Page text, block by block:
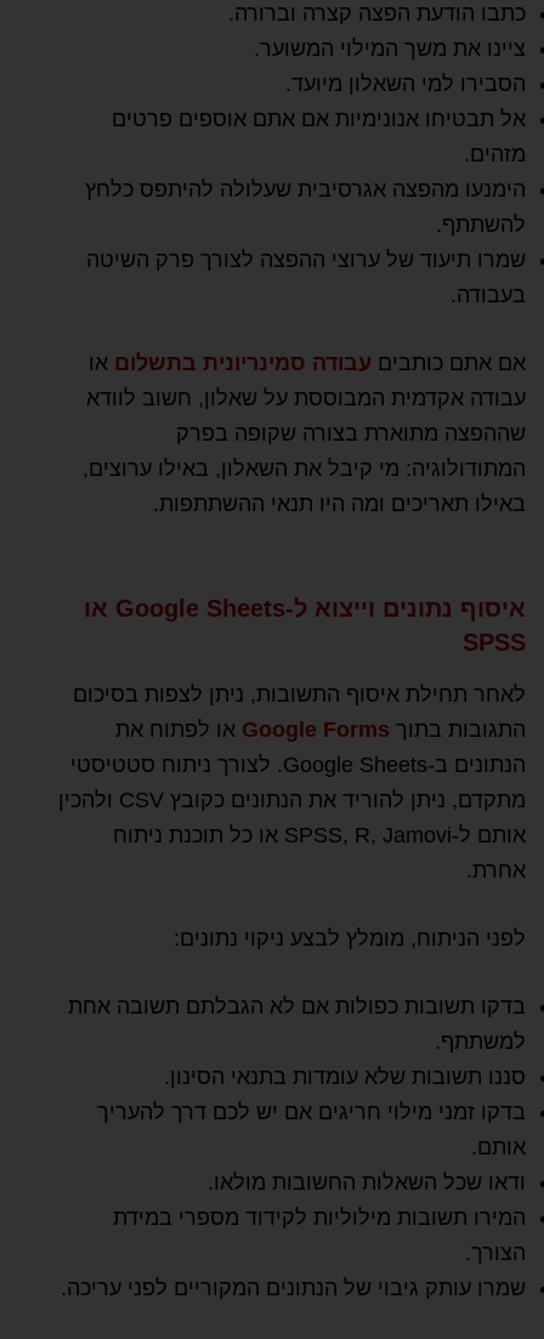
כתבו הודעת הפצה קצרה וברורה.
ציינו את משך המילוי המשוער.
הסבירו למי השאלון מיועד.
אל תבטיחו אנונימיות אם אתם אוספים פרטים
מזהים.
הימנעו מהפצה אגרסיבית שעלולה להיתפס כלחץ
להשתתף.
שמרו תיעוד של ערוצי ההפצה לצורך פרק השיטה
בעבודה.
אם אתם כותבים עבודה סמינריונית בתשלום או
עבודה אקדמית המבוססת על שאלון, חשוב לוודא
שההפצה מתוארת בצורה שקופה בפרק
המתודולוגיה: מי קיבל את השאלון, באילו ערוצים,
באילו תאריכים ומה היו תנאי ההשתתפות.
איסוף נתונים וייצוא ל-Google Sheets או
SPSS
לאחר תחילת איסוף התשובות, ניתן לצפות בסיכום
התגובות בתוך Google Forms או לפתוח את
הנתונים ב-Google Sheets. לצורך ניתוח סטטיסטי
מתקדם, ניתן להוריד את הנתונים כקובץ CSV ולהכין
אותם ל-SPSS, R, Jamovi או כל תוכנת ניתוח
אחרת.
לפני הניתוח, מומלץ לבצע ניקוי נתונים:
בדקו תשובות כפולות אם לא הגבלתם תשובה אחת
למשתתף.
סננו תשובות שלא עומדות בתנאי הסינון.
בדקו זמני מילוי חריגים אם יש לכם דרך להעריך
אותם.
ודאו שכל השאלות החשובות מולאו.
המירו תשובות מילוליות לקידוד מספרי במידת
הצורך.
שמרו עותק גיבוי של הנתונים המקוריים לפני עריכה.